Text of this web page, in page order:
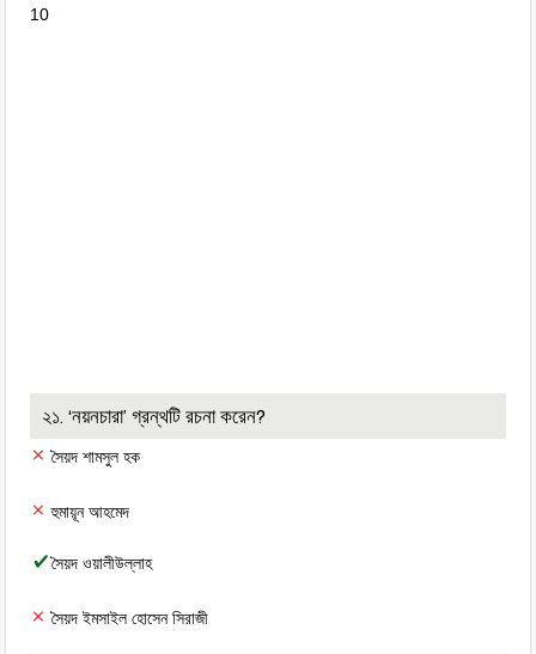
10
২১. ‘নয়নচারা’ গ্রন্থটি রচনা করেন?
সৈয়দ শামসুল হক
হুমায়ূন আহমেদ
সৈয়দ ওয়ালীউল্লাহ
সৈয়দ ইমসাইল হোসেন সিরাজী